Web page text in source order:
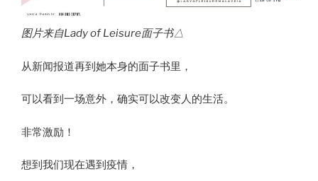
图片来自Lady of Leisure面子书△
从新闻报道再到她本身的面子书里，
可以看到一场意外，确实可以改变人的生活。
非常激励​！​
想到我们现在遇到疫情，